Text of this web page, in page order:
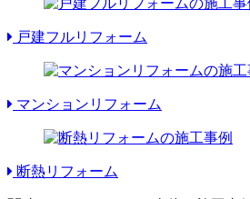
戸建フルリフォーム
マンションリフォーム
断熱リフォーム